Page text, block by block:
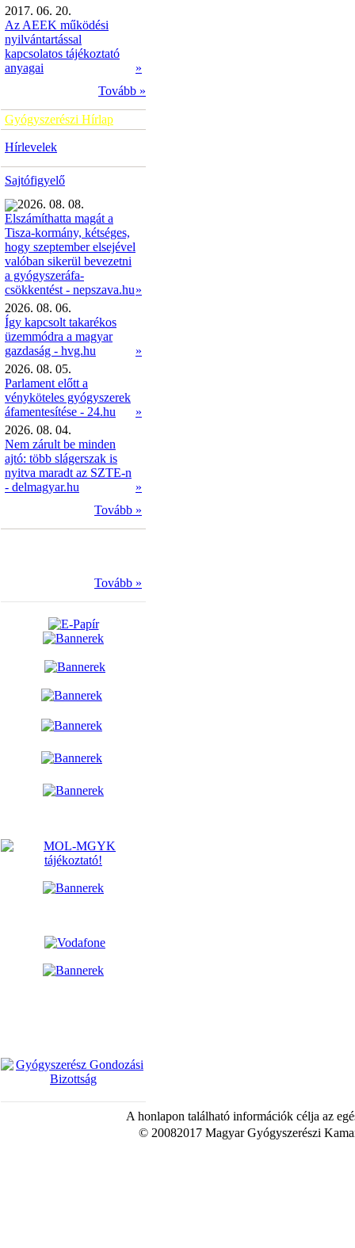
2017. 06. 20.
Az AEEK működési
nyilvántartással
kapcsolatos tájékoztató
anyagai
»
Tovább »
Gyógyszerészi Hírlap
Hírlevelek
Sajtófigyelő
2026. 08. 08.
Elszámíthatta magát a
Tisza-kormány, kétséges,
hogy szeptember elsejével
valóban sikerül bevezetni
a gyógyszeráfa-
csökkentést - nepszava.hu»
2026. 08. 06.
Így kapcsolt takarékos
üzemmódra a magyar
gazdaság - hvg.hu
»
2026. 08. 05.
Parlament előtt a
vényköteles gyógyszerek
áfamentesítése - 24.hu
»
2026. 08. 04.
Nem zárult be minden
ajtó: több slágerszak is
nyitva maradt az SZTE-n
- delmagyar.hu
»
Tovább »
Tovább »
A honlapon található információk célja az
© 20082017 Magyar Gyógyszerészi